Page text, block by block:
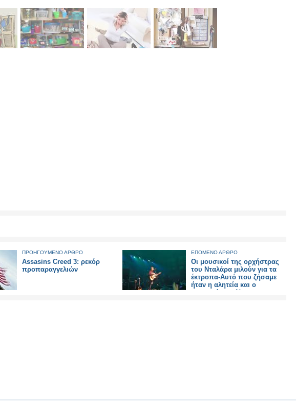
ΠΡΟΗΓΟΥΜΕΝΟ ΑΡΘΡΟ
Assasins Creed 3: ρεκόρ
προπαραγγελιών
ΕΠΟΜΕΝΟ ΑΡΘΡΟ
Οι μουσικοί της ορχήστρας
του Νταλάρα μιλούν για τα
έκτροπα-Αυτό που ζήσαμε
ήταν η αλητεία και ο
φασισμός σε όλο τους το